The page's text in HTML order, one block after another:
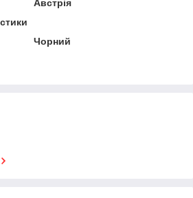
Австрія
Чорний